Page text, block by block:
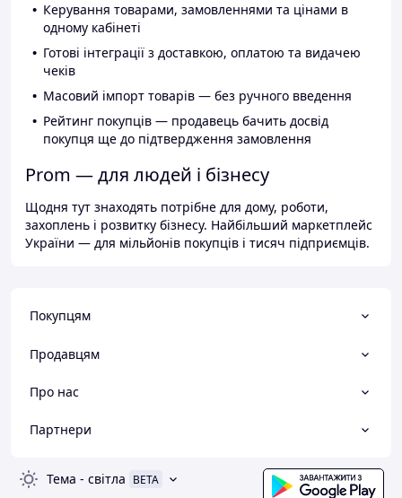
Керування товарами, замовленнями та цінами в
одному кабінеті
Готові інтеграції з доставкою, оплатою та видачею
чеків
Масовий імпорт товарів — без ручного введення
Рейтинг покупців — продавець бачить досвід
покупця ще до підтвердження замовлення
Prom — для людей і бізнесу
Щодня тут знаходять потрібне для дому, роботи,
захоплень і розвитку бізнесу. Найбільший маркетплейс
України — для мільйонів покупців і тисяч підприємців.
Покупцям
Продавцям
Про нас
Партнери
Тема - світла BETA